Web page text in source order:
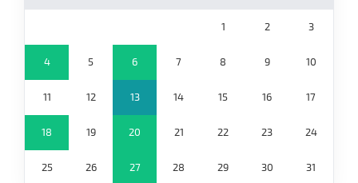
1 2 3
4 5 6 7 8 9 10
11 12 13 14 15 16 17
18 19 20 21 22 23 24
25 26 27 28 29 30 31